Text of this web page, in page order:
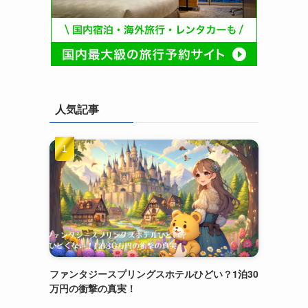
人気記事
ファンタジースプリングスホテルひどい？1泊30
万円の衝撃の真実！